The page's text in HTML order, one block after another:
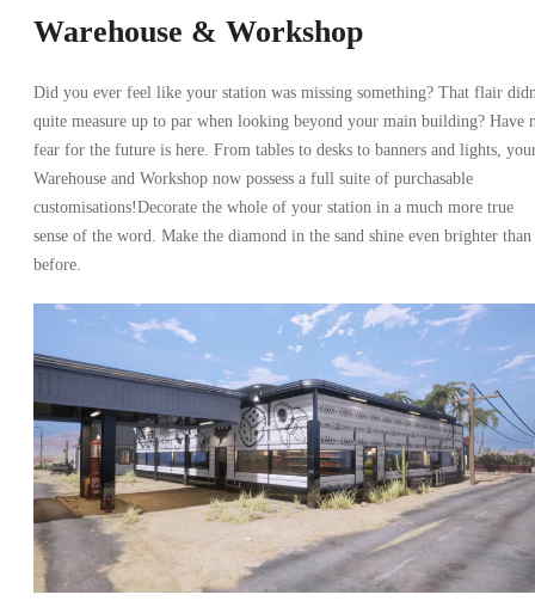
Warehouse & Workshop
Did you ever feel like your station was missing something? That flair
quite measure up to par when looking beyond your main building? Have
fear for the future is here. From tables to desks to banners and lights,
Warehouse and Workshop now possess a full suite of purchasable
customisations!Decorate the whole of your station in a much more true
sense of the word. Make the diamond in the sand shine even brighter than
before.